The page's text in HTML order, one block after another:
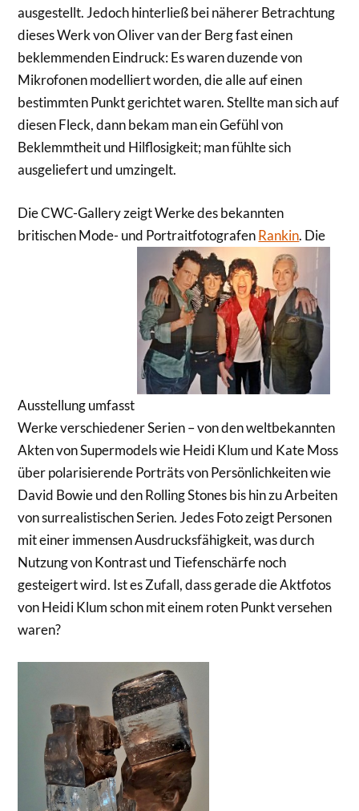
ausgestellt. Jedoch hinterließ bei näherer Betrachtung
dieses Werk von Oliver van der Berg fast einen
beklemmenden Eindruck: Es waren duzende von
Mikrofonen modelliert worden, die alle auf einen
bestimmten Punkt gerichtet waren. Stellte man sich auf
diesen Fleck, dann bekam man ein Gefühl von
Beklemmtheit und Hilflosigkeit; man fühlte sich
ausgeliefert und umzingelt.
Die CWC-Gallery zeigt Werke des bekannten
britischen Mode- und PortraitfotografenRankin. Die
Ausstellung umfasst
Werke verschiedener Serien – von den weltbekannten
Akten von Supermodels wie Heidi Klum und Kate Moss
über polarisierende Porträts von Persönlichkeiten wie
David Bowie und den Rolling Stones bis hin zu Arbeiten
von surrealistischen Serien. Jedes Foto zeigt Personen
mit einer immensen Ausdrucksfähigkeit, was durch
Nutzung von Kontrast und Tiefenschärfe noch
gesteigert wird. Ist es Zufall, dass gerade die Aktfotos
von Heidi Klum schon mit einem roten Punkt versehen
waren?